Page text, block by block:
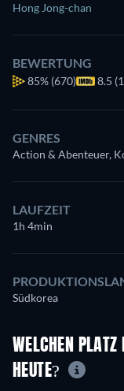
Hong Jong-chan
BEWERTUNG
85% (670) 8.5
GENRES
Action & Abenteuer,
LAUFZEIT
1h 4min
Südkorea
WELCHEN PLATZ
HEUTE?